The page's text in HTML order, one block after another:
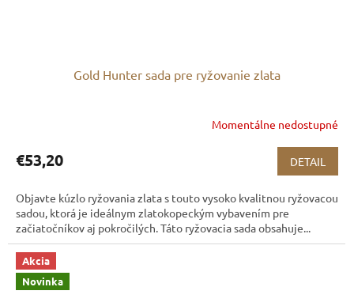
Gold Hunter sada pre ryžovanie zlata
Momentálne nedostupné
€53,20 DETAIL
Objavte kúzlo ryžovania zlata s touto vysoko kvalitnou ryžovacou
sadou, ktorá je ideálnym zlatokopeckým vybavením pre
začiatočníkov aj pokročilých. Táto ryžovacia sada obsahuje...
Akcia
Novinka